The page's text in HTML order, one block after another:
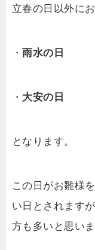
立春の日以外に
・雨水の日
・ 大安の日
となります。
この日がお雛様
い日とされます
方も多いと思いま